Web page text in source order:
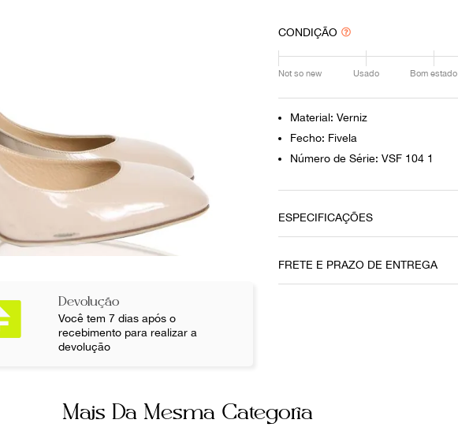
Devolução
Você tem 7 dias após o
recebimento para realizar a
devolução
CONDIÇÃO
Not so new Usado Bom estado
Material: Verniz
Fecho: Fivela
Número de Série: VSF 104 1
ESPECIFICAÇÕES
13092021
FRETE E PRAZO DE ENTREGA
Mais Da Mesma Categoria